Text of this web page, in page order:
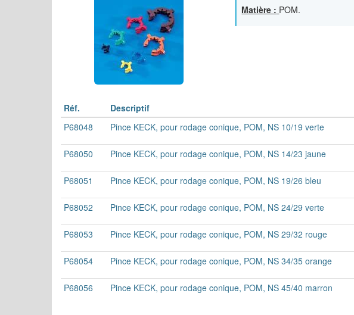
Matière : POM.
Réf. Descriptif
P68048
Pince KECK, pour rodage conique, POM, NS 10/19 verte
P68050
Pince KECK, pour rodage conique, POM, NS 14/23 jaune
P68051
Pince KECK, pour rodage conique, POM, NS 19/26 bleu
P68052
Pince KECK, pour rodage conique, POM, NS 24/29 verte
P68053
Pince KECK, pour rodage conique, POM, NS 29/32 rouge
P68054
Pince KECK, pour rodage conique, POM, NS 34/35 orange
P68056
Pince KECK, pour rodage conique, POM, NS 45/40 marron